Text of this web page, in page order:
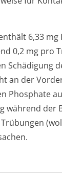
6,33
0,2 mg pro
Schädigung
an der
Phosphate
während der